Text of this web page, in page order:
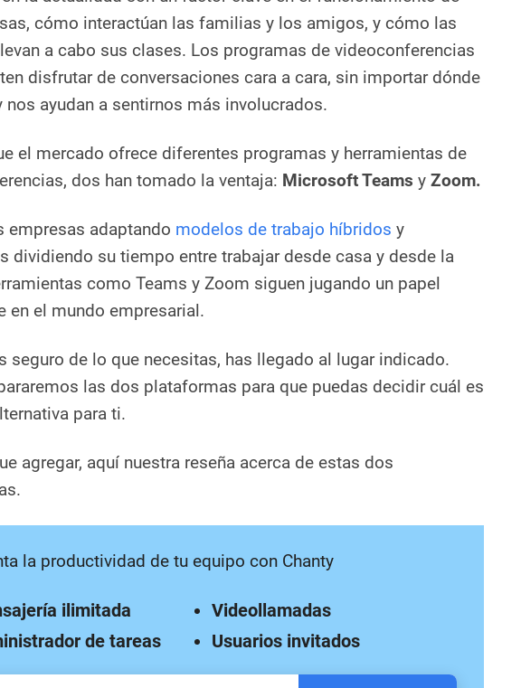
cómo interactúan las familias y los amigos, y cómo las
a cabo sus clases. Los programas de videoconferencias
disfrutar de conversaciones cara a cara, sin importar dónde
nos ayudan a sentirnos más involucrados.
el mercado ofrece diferentes programas y herramientas de
dos han tomado la ventaja: Microsoft Teams y Zoom.
empresas adaptando modelos de trabajo híbridos y
dividiendo su tiempo entre trabajar desde casa y desde la
como Teams y Zoom siguen jugando un papel
en el mundo empresarial.
seguro de lo que necesitas, has llegado al lugar indicado.
las dos plataformas para que puedas decidir cuál es
para ti.
agregar, aquí nuestra reseña acerca de estas dos
la productividad de tu equipo con Chanty
ilimitada
Videollamadas
de tareas
Usuarios invitados